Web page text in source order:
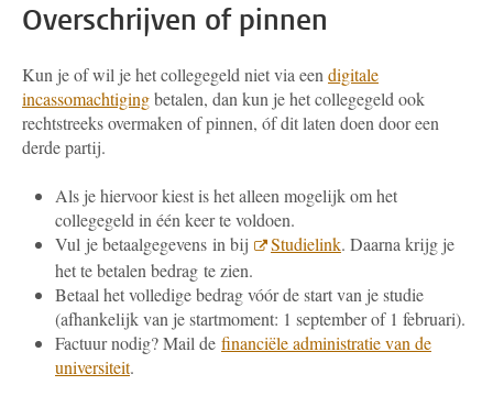
Overschrijven of pinnen
Kun je of wil je het collegegeld niet via een digitale
incassomachtigingbetalen, dan kun je het collegegeld ook
rechtstreeks overmaken of pinnen, óf dit laten doen door een
derde partij.
Als je hiervoor kiest is het alleen mogelijk om het
collegegeld in één keer te voldoen.
Vul je betaalgegevens in bij
Studielink. Daarna krijg je
het te betalen bedrag te zien.
Betaal het volledige bedrag vóór de start van je studie
(afhankelijk van je startmoment: 1 september of 1 februari).
Factuur nodig? Mail de financiële administratie van de
universiteit.